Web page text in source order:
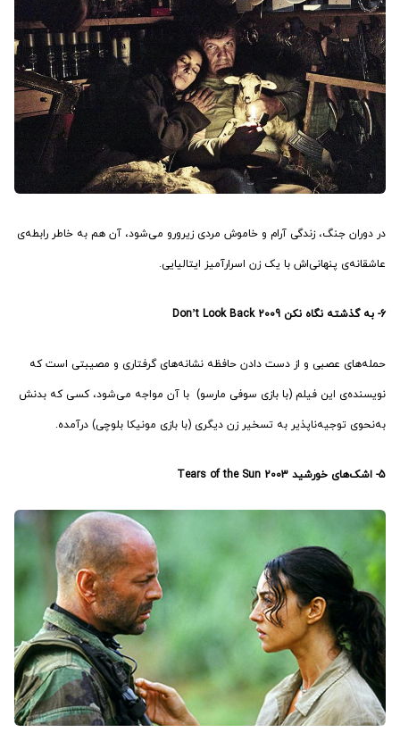
در دوران جنگ، زندگی آرام و خاموش مردی زیرورو می‌شود، آن هم به خاطر رابطه‌ی
عاشقانه‌ی پنهانی‌اش با یک زن اسرارآمیز ایتالیایی.
6- به گذشته نگاه نکن Don’t Look Back 2009
حمله‌های عصبی و از دست دادن حافظه نشانه‌های گرفتاری و مصیبتی است که
نویسنده‌ی این فیلم (با بازی سوفی مارسو) با آن مواجه می‌شود، کسی که بدنش
به‌نحوی توجیه‌ناپذیر به تسخیر زن دیگری (با بازی مونیکا بلوچی) درآمده.
5- اشک‌های خورشید Tears of the Sun 2003